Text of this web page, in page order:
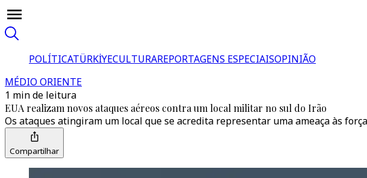
POLÍTICATÜRKİYECULTURAREPORTAGENS ESPECIAISOPINIÃO
MÉDIO ORIENTE
1 min de leitura
EUA realizam novos ataques aéreos contra um local militar no sul do Irão
Os ataques atingiram um local que se acredita representar uma ameaça às
Compartilhar